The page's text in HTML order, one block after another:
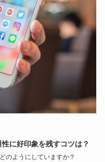
に好印象を残すコツは？
のようにしていますか？